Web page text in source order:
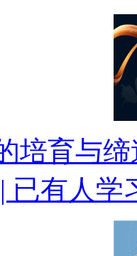
培育与
已有人学